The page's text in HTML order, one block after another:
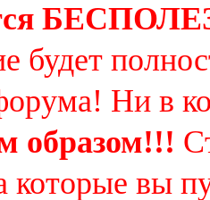
будет
Ни в
образом!!!
которые вы